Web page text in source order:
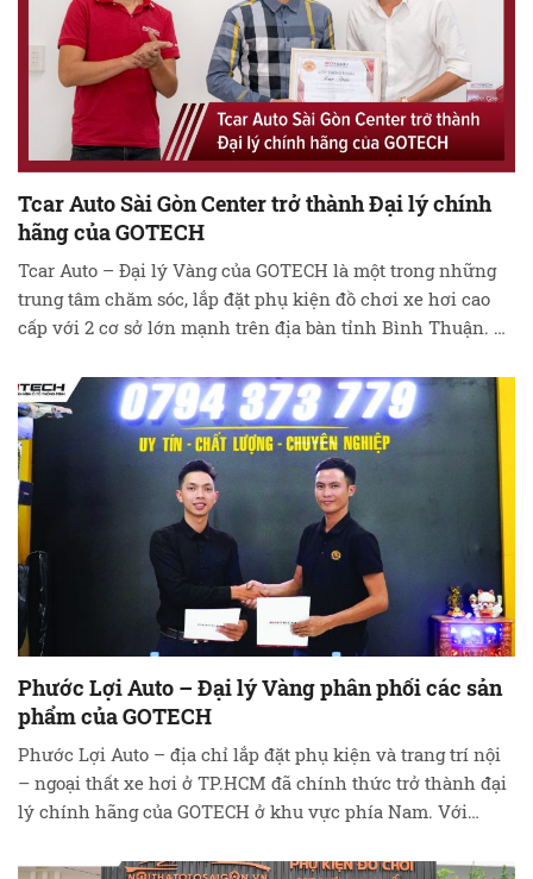
Tcar Auto Sài Gòn Center trở thành Đại lý chính
hãng của GOTECH
Tcar Auto – Đại lý Vàng của GOTECH là một trong những
trung tâm chăm sóc, lắp đặt phụ kiện đồ chơi xe hơi cao
cấp với 2 cơ sở lớn mạnh trên địa bàn tỉnh Bình Thuận.
GOTECH và Tcar Auto đã quyết …Đọc tiếp
Phước Lợi Auto – Đại lý Vàng phân phối các sản
phẩm của GOTECH
Phước Lợi Auto – địa chỉ lắp đặt phụ kiện và trang trí nội
– ngoại thất xe hơi ở TP.HCM đã chính thức trở thành đại
lý chính hãng của GOTECH ở khu vực phía Nam. Với
những sản phẩm nội thất ô …Đọc tiếp